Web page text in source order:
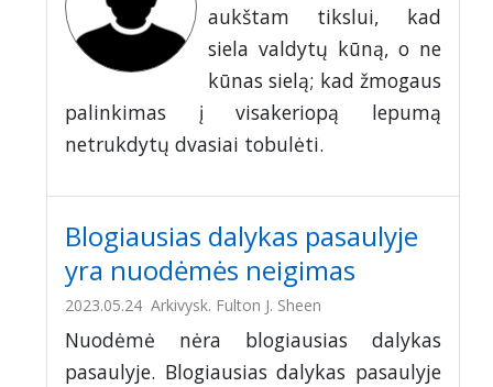
aukštam tikslui, kad
siela valdytų kūną, o ne
kūnas sielą; kad žmogaus
palinkimas į visakeriopą lepumą
netrukdytų dvasiai tobulėti.
Blogiausias dalykas pasaulyje
yra nuodėmės neigimas
2023.05.24 Arkivysk. Fulton J. Sheen
Nuodėmė nėra blogiausias dalykas
pasaulyje. Blogiausias dalykas pasaulyje